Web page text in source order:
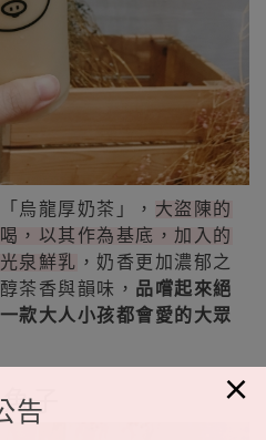
烏龍厚奶茶」， 大盜陳的
，以其作為基底，加入的
泉鮮乳 ，奶香更加濃郁之
茶香與韻味， 品嚐起來絕
款大人小孩都會愛的大眾
魚子
告
×